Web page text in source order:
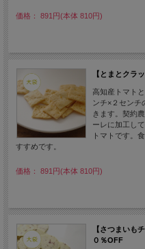
価格： 891円(本体 810円)
【とまとクラ
高知産トマト
ンチ×２センチ
きます。契約
ーレに加工し
トマトです。
すすめです。
価格： 891円(本体 810円)
【さつまいも
０％OFF